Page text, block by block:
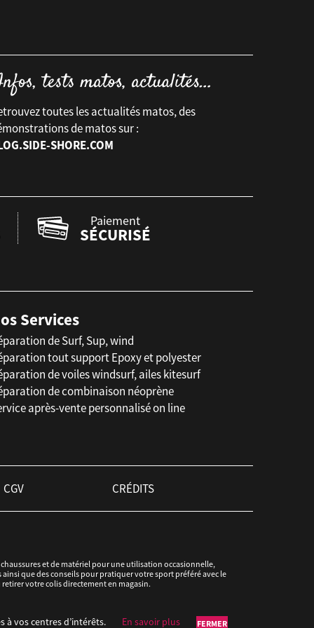
toutes les actualités matos, des
de matos sur :
SHORE.COM
Paiement
SÉCURISÉ
Services
de Surf, Sup, wind
tout support Epoxy et polyester
de voiles windsurf, ailes kitesurf
de combinaison néoprène
après-vente personnalisé on line
CGV CRÉDITS
et de matériel pour une utilisation occasionnelle,
que des conseils pour pratiquer votre sport préféré avec le
votre colis directement en magasin.
à vos centres d’intérêts. En savoir plus FERMER